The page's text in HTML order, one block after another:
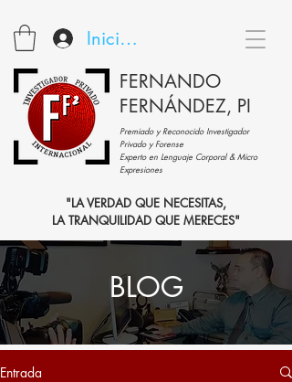
Iniciar sesión
FERNANDO
FERNÁNDEZ, PI
Premiado y Reconocido Investigador
Privado y Forense
Experto en Lenguaje Corporal & Micro
Expresiones
"LA VERDAD QUE NECESITAS,
LA TRANQUILIDAD QUE MERECES"
BLOG
Entrada